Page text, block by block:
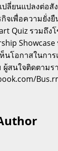
ลี่ยนแปลงต่อ
จเพื่อความยั่ง
Quiz รวมถึง
นโอกาสในกา
สนใจติดตามร